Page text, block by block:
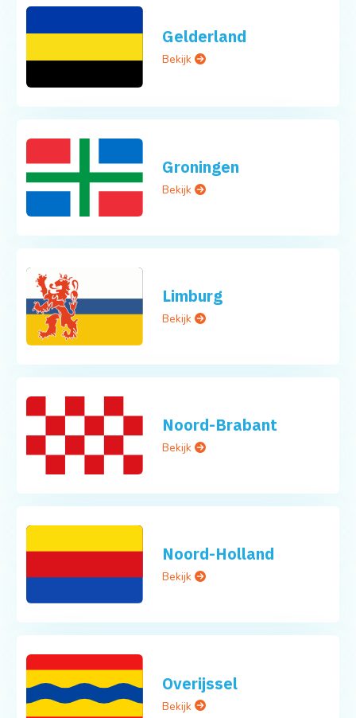
Gelderland
Bekijk
Groningen
Bekijk
Limburg
Bekijk
Noord-Brabant
Bekijk
Noord-Holland
Bekijk
Overijssel
Bekijk